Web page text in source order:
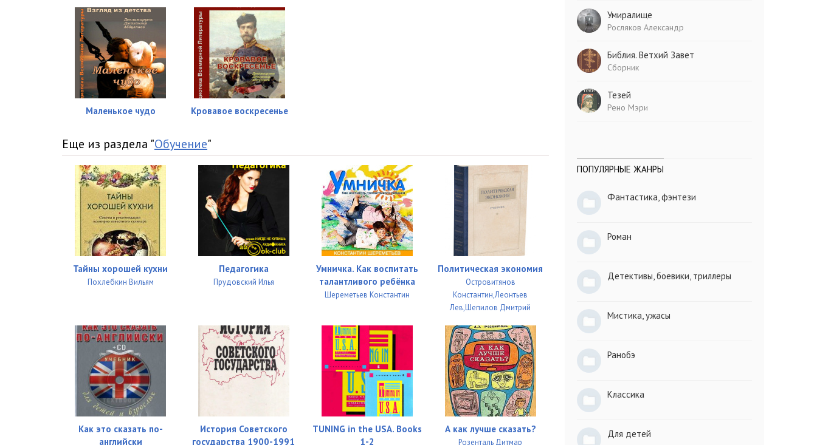
02_016
02_017
02_018
02_019
02_022
02_023 04:18
02_024
02_024X
03_000 01:03
03_025 05:28
04:04
03_028 03:46
03_029 02:46
03_030 04:21
03_031 02:46
Маленькое чудо Кровавое воскресенье
Еще из раздела "Обучение"
Тайны хорошей кухни
Похлебкин Вильям
Педагогика
Прудовский Илья
Умничка. Как воспитать
талантливого ребёнка
Шереметьев Константин
Политическая экономия
Островитянов
Константин,Леонтьев
Лев,Шепилов Дмитрий
Как это сказать по-
английски
История Советского
государства 1900-1991
TUNING in the USA. Books
1-2
А как лучше сказать?
Розенталь Дитмар
Умиралище
Росляков Александр
Библия. Ветхий Завет
Сборник
Тезей
Рено Мэри
ПОПУЛЯРНЫЕ ЖАНРЫ
Фантастика, фэнтези
Роман
Детективы, боевики, триллеры
Мистика, ужасы
Ранобэ
Классика
Для детей